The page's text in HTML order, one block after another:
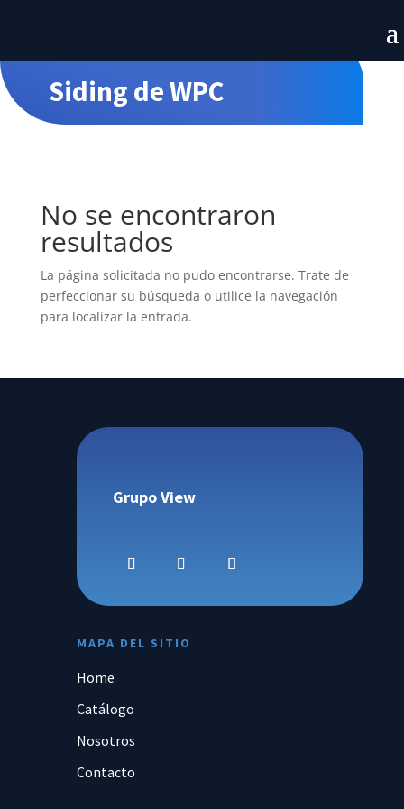
Siding de WPC
No se encontraron
resultados
La página solicitada no pudo encontrarse. Trate de
perfeccionar su búsqueda o utilice la navegación
para localizar la entrada.
Grupo View
MAPA DEL SITIO
Home
Catálogo
Nosotros
Contacto